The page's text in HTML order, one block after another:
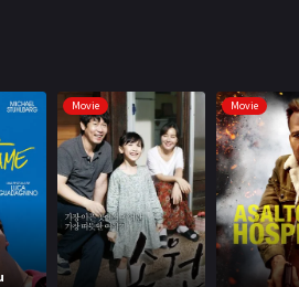
Movie Movie